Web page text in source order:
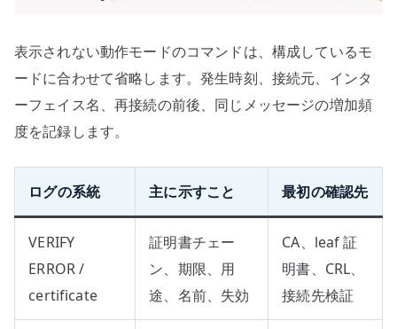
表示されない動作モードのコマンドは、構成しているモ
ードに合わせて省略します。発生時刻、接続元、インタ
ーフェイス名、再接続の前後、同じメッセージの増加頻
度を記録します。
ログの系統 主に示すこと 最初の確認先
VERIFY
ERROR /
certificate
証明書チェー
ン、期限、用
途、名前、失効
CA、leaf 証
明書、CRL、
接続先検証